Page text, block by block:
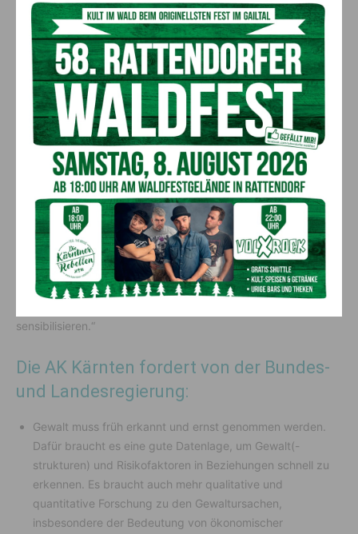
weiblich, 90,4 % der Gefährder waren Männer.
Erschreckende Zahlen in Kärnten
In Kärnten wurden im Jahr 2022 129 Frauen und 96 Kinder in
den Frauenhäusern in Klagenfurt, Villach, Lavanttal und in
Oberkärnten aufgenommen. Die
Gleichbehandlungsanwaltschaft verzeichnete 2020-2021
einen starken Anstieg an Anfragen: 4.962 Anfragen und damit
fast 1.000 Anfragen mehr als in der Periode 2018-2019. Am
häufigsten (1.975) betrafen die Anfragen
Geschlechterdiskriminierung im Job, ein Drittel davon zu
sexueller Belästigung. „Dies spiegelt sich auch in unserer
Beratung wider“, so Goach und betont: „Anzügliche Worte,
Gesten oder Nachrichten im Job sind leider keine Seltenheit
mehr. Immer öfter bekommen wir Anfragen von
Betriebsrätinnen und Betriebsräten, die uns einladen, zum
sensibilisieren.“
Die AK Kärnten fordert von der Bundes-
und Landesregierung:
Gewalt muss früh erkannt und ernst genommen werden.
Dafür braucht es eine gute Datenlage, um Gewalt(-
strukturen) und Risikofaktoren in Beziehungen schnell zu
erkennen. Es braucht auch mehr qualitative und
quantitative Forschung zu den Gewaltursachen,
insbesondere der Bedeutung von ökonomischer